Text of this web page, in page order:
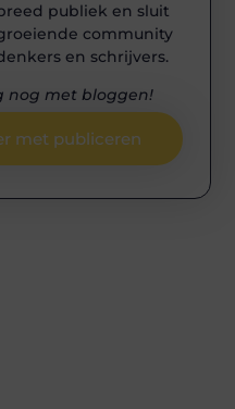
publiek en sluit
community
en schrijvers.
nog met bloggen!
met publiceren